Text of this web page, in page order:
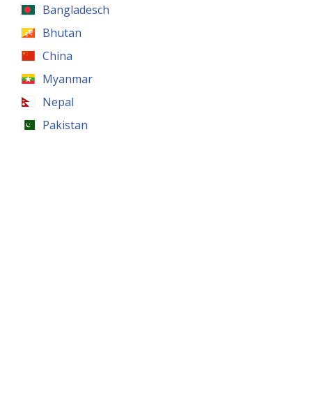
Bangladesch
Bhutan
China
Myanmar
Nepal
Pakistan